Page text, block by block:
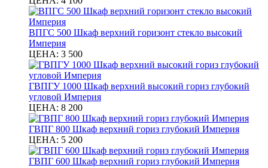
ВПГС 500 Шкаф верхний горизонт стекло высокий
Империя
ЦЕНА: 3 500
ГВПГУ 1000 Шкаф верхний высокий гориз глубокий
угловой Империя
ЦЕНА: 8 200
ГВПГ 800 Шкаф верхний гориз глубокий Империя
ЦЕНА: 5 200
ГВПГ 600 Шкаф верхний гориз глубокий Империя